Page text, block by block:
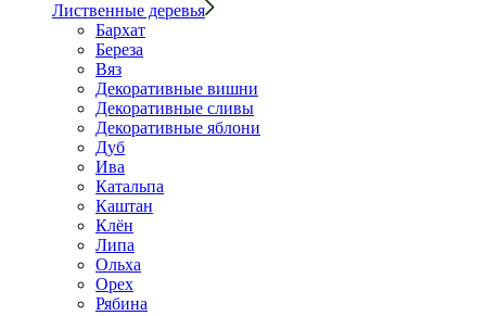
Лиственные деревья
Бархат
Береза
Вяз
Декоративные вишни
Декоративные сливы
Декоративные яблони
Дуб
Ива
Катальпа
Каштан
Клён
Липа
Ольха
Орех
Рябина